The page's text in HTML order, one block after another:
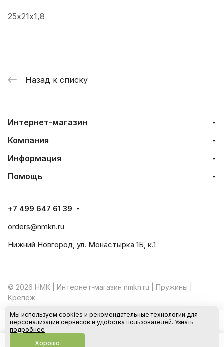
В корзину
25х21х1,8
Назад к списку
Интернет-магазин
Компания
Информация
Помощь
+7 499 647 61 39
orders@nmkn.ru
Нижний Новгород, ул. Монастырка 1Б, к.1
© 2026 НМК | Интернет-магазин nmkn.ru | Пружины |
Крепеж
Конфиденциальность Оферта
Мы используем cookies и рекомендательные технологии для
персонализации сервисов и удобства пользователей. Узнать
подробнее
Хорошо